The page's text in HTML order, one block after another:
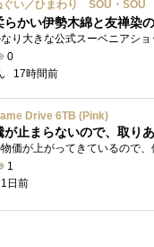
い／ひまわり SOU・SOU
らかい伊勢木綿と友禅染
0
17時間前
Drive 6TB (Pink)
が止まらないので、取り
1
1日前